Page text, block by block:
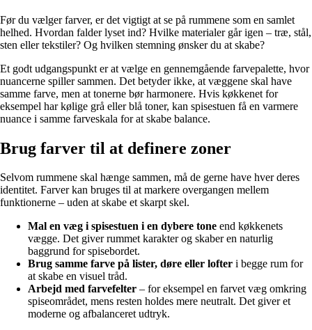
Før du vælger farver, er det vigtigt at se på rummene som en samlet
helhed. Hvordan falder lyset ind? Hvilke materialer går igen – træ, stål,
sten eller tekstiler? Og hvilken stemning ønsker du at skabe?
Et godt udgangspunkt er at vælge en gennemgående farvepalette, hvor
nuancerne spiller sammen. Det betyder ikke, at væggene skal have
samme farve, men at tonerne bør harmonere. Hvis køkkenet for
eksempel har kølige grå eller blå toner, kan spisestuen få en varmere
nuance i samme farveskala for at skabe balance.
Brug farver til at definere zoner
Selvom rummene skal hænge sammen, må de gerne have hver deres
identitet. Farver kan bruges til at markere overgangen mellem
funktionerne – uden at skabe et skarpt skel.
Mal en væg i spisestuen i en dybere tone end køkkenets
vægge. Det giver rummet karakter og skaber en naturlig
baggrund for spisebordet.
Brug samme farve på lister, døre eller lofter i begge rum for
at skabe en visuel tråd.
Arbejd med farvefelter – for eksempel en farvet væg omkring
spiseområdet, mens resten holdes mere neutralt. Det giver et
moderne og afbalanceret udtryk.